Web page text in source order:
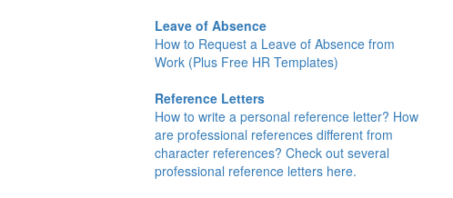
Leave of Absence
How to Request a Leave of Absence from
Work (Plus Free HR Templates)
Reference Letters
How to write a personal reference letter? How
are professional references different from
character references? Check out several
professional reference letters here.